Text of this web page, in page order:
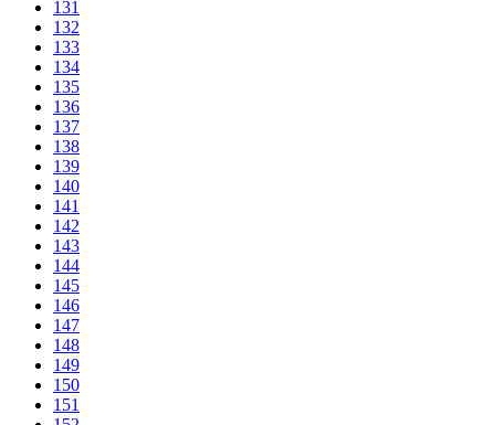
131
132
133
134
135
136
137
138
139
140
141
142
143
144
145
146
147
148
149
150
151